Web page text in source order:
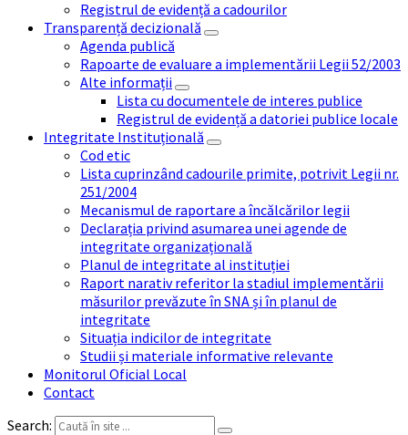
Registrul de evidență a cadourilor
Transparență decizională
Agenda publică
Rapoarte de evaluare a implementării Legii 52/2003
Alte informații
Lista cu documentele de interes publice
Registrul de evidență a datoriei publice locale
Integritate Instituțională
Cod etic
Lista cuprinzând cadourile primite, potrivit Legii nr.
251/2004
Mecanismul de raportare a încălcărilor legii
Declarația privind asumarea unei agende de
integritate organizațională
Planul de integritate al instituției
Raport narativ referitor la stadiul implementării
măsurilor prevăzute în SNA și în planul de
integritate
Situația indicilor de integritate
Studii și materiale informative relevante
Monitorul Oficial Local
Contact
Search: